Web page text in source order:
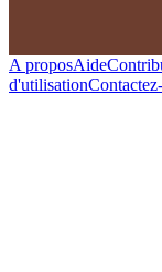
A proposAide
d'utilisation